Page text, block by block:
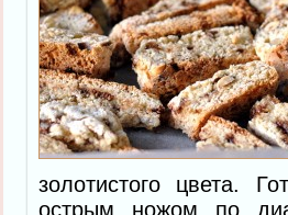
золотистого цвета.
острым ножом по